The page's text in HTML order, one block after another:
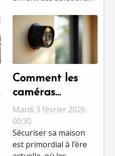
Comment les
caméras
discrètes
améliorent-elles
la sécurité
domestique ?
Mardi 3 février 2026
00:30
Sécuriser sa maison
est primordial à l’ère